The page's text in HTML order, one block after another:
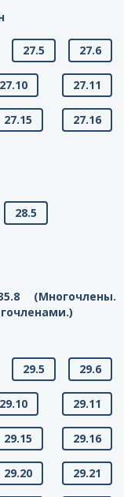
27.5 27.6
27.10 27.11
27.15 27.16
28.5
(Многочлены.
29.5 29.6
29.10 29.11
29.15 29.16
29.20 29.21